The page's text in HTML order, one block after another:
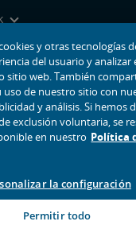
Sitio
y otras tecnologías
del usuario y
sitio web. También
de nuestro sitio con
y análisis. Si hemos
exclusión voluntaria, se
en nuestro Política
la configuración
Permitir todo